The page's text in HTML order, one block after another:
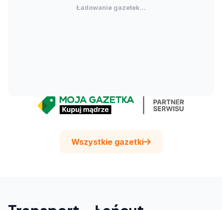
Ładowanie gazetek...
Wszystkie gazetki